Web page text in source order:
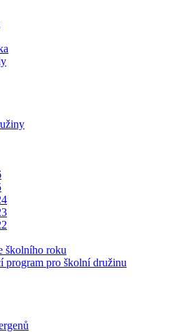
školního roku
program pro školní družinu